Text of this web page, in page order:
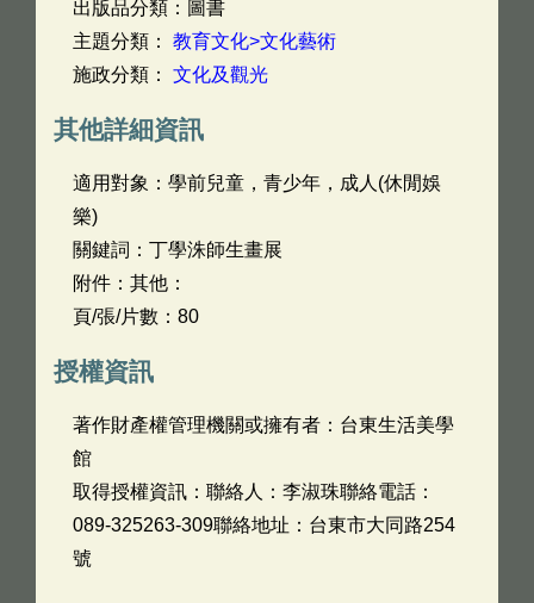
出版品分類：圖書
主題分類： 教育文化>文化藝術
施政分類： 文化及觀光
其他詳細資訊
適用對象：學前兒童，青少年，成人(休閒娛
樂)
關鍵詞：丁學洙師生畫展
附件：其他：
頁/張/片數：80
授權資訊
著作財產權管理機關或擁有者：台東生活美學
館
取得授權資訊：聯絡人：李淑珠聯絡電話：
089-325263-309聯絡地址：台東市大同路254
號